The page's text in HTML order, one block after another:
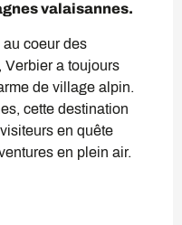
valaisannes.
coeur des
Verbier a toujours
de village alpin.
cette destination
en quête
en plein air.